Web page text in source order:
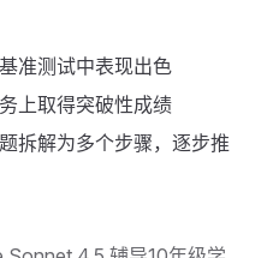
准测试中表现出色
上取得突破性成绩
拆解为多个步骤，逐步推